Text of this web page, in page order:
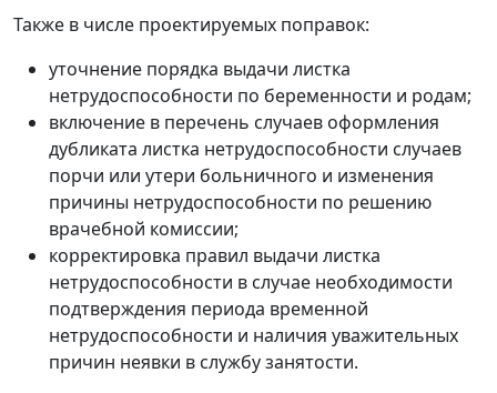
Также в числе проектируемых поправок:
уточнение порядка выдачи листка
нетрудоспособности по беременности и родам;
включение в перечень случаев оформления
дубликата листка нетрудоспособности случаев
порчи или утери больничного и изменения
причины нетрудоспособности по решению
врачебной комиссии;
корректировка правил выдачи листка
нетрудоспособности в случае необходимости
подтверждения периода временной
нетрудоспособности и наличия уважительных
причин неявки в службу занятости.